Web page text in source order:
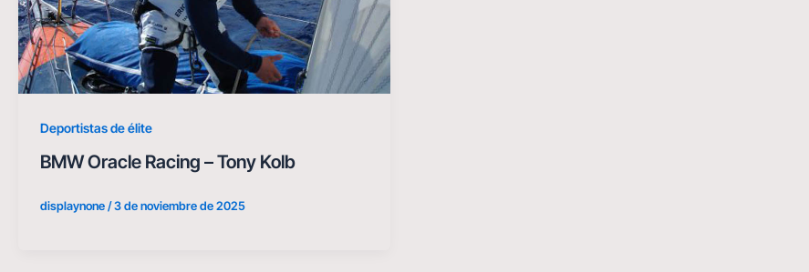
Deportistas de élite
BMW Oracle Racing – Tony Kolb
displaynone/3 de noviembre de 2025